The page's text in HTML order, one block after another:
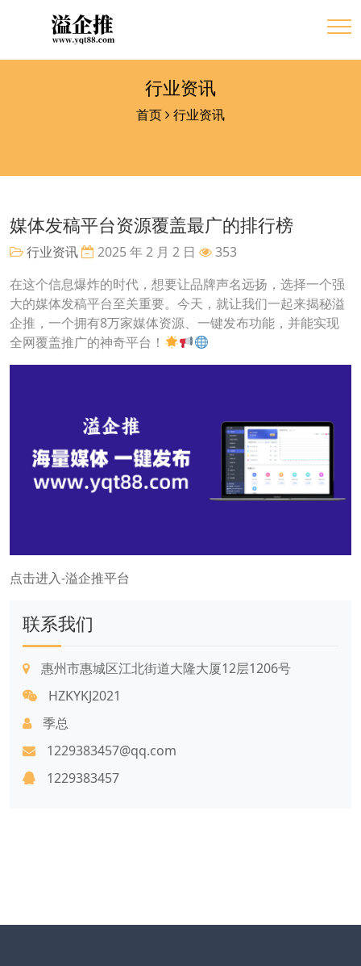
行业资讯
首页 行业资讯
媒体发稿平台资源覆盖最广的排行榜
行业资讯 2025 年 2 月 2 日
353
在这个信息爆炸的时代，想要让品牌声名远扬，选择一个强
大的媒体发稿平台至关重要。今天，就让我们一起来揭秘溢
企推，一个拥有8万家媒体资源、一键发布功能，并能实现
全网覆盖推广的神奇平台！
点击进入-溢企推平台
联系我们
惠州市惠城区江北街道大隆大厦12层1206号
HZKYKJ2021
季总
1229383457@qq.com
1229383457